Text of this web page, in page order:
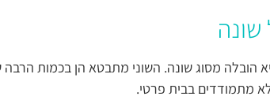
מסוג שונה. השוני מתבטא הן בכמות הרבה
מתמודדים בבית פרטי.